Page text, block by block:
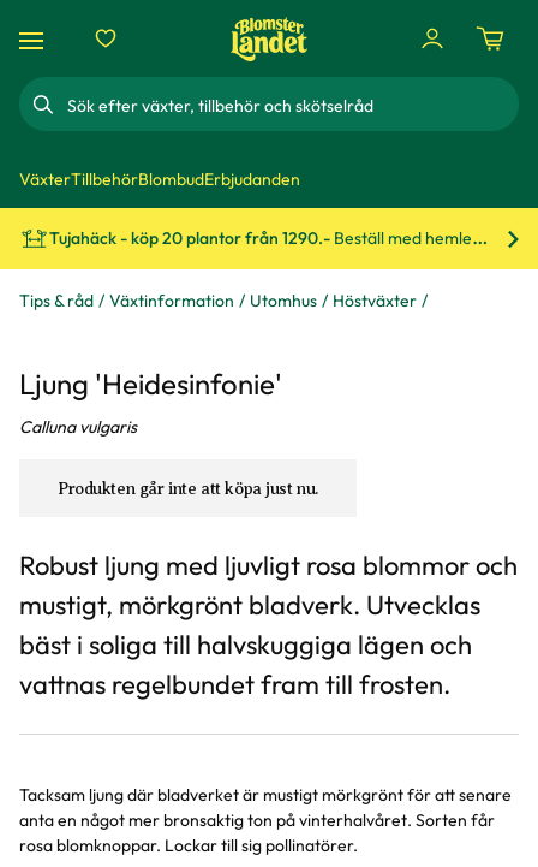
Sök
VäxterTillbehörBlombudErbjudanden
Tujahäck - köp 20 plantor från 1290.- Beställ med hemleverans!
Tips & råd Växtinformation Utomhus Höstväxter
Ljung 'Heidesinfonie'
Calluna vulgaris
Produkten går inte att köpa just nu.
Robust ljung med ljuvligt rosa blommor och
mustigt, mörkgrönt bladverk. Utvecklas
bäst i soliga till halvskuggiga lägen och
vattnas regelbundet fram till frosten.
Tacksam ljung där bladverket är mustigt mörkgrönt för att senare
anta en något mer bronsaktig ton på vinterhalvåret. Sorten får
rosa blomknoppar. Lockar till sig pollinatörer.